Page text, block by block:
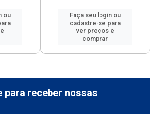
ou
Faça seu login ou
cadastre-se para
ver preços e
comprar
para receber nossas